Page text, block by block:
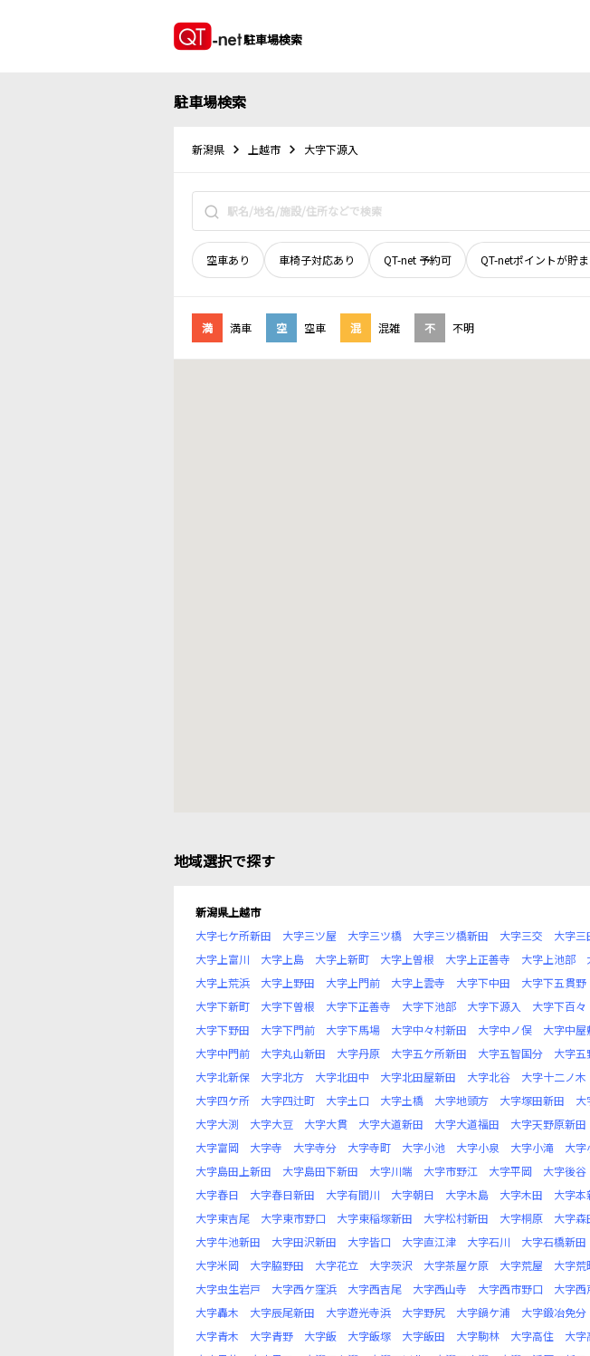
駐車場検索
駐車場検索
新潟県 上越市 大字下源入
空車あり 車椅子対応あり QT-net 予約可 QT-netポイントが貯ま
満 満車 空 空車 混 混雑 不 不明
地域選択で探す
新潟県上越市
大字七ケ所新田
大字三ツ屋 大字三ツ橋 大字三ツ橋新田 大字三交 大字三
大字上富川
大字上島 大字上新町 大字上曽根 大字上正善寺 大字上池部
大字上荒浜
大字上野田 大字上門前 大字上雲寺 大字下中田 大字下五貫野
大字下新町
大字下曽根 大字下正善寺 大字下池部 大字下源入 大字下百々
大字下野田
大字下門前 大字下馬場 大字中々村新田 大字中ノ俣 大字中屋
大字中門前
大字丸山新田 大字丹原 大字五ケ所新田 大字五智国分 大字五
大字北新保
大字北方 大字北田中 大字北田屋新田 大字北谷 大字十二ノ木
大字四ケ所
大字四辻町 大字土口 大字土橋 大字地頭方 大字塚田新田 大
大字大渕
大字大豆 大字大貫 大字大道新田 大字大道福田 大字天野原新田
大字富岡
大字寺 大字寺分 大字寺町 大字小池 大字小泉 大字小滝 大字
大字島田上新田
大字島田下新田 大字川端 大字市野江 大字平岡 大字後谷
大字春日
大字春日新田 大字有間川 大字朝日 大字木島 大字木田 大字本
大字東吉尾
大字東市野口 大字東稲塚新田 大字松村新田 大字桐原 大字森
大字牛池新田
大字田沢新田 大字皆口 大字直江津 大字石川 大字石橋新田
大字米岡
大字脇野田 大字花立 大字茨沢 大字茶屋ケ原 大字荒屋 大字荒
大字虫生岩戸
大字西ケ窪浜 大字西吉尾 大字西山寺 大字西市野口 大字西
大字轟木
大字辰尾新田 大字遊光寺浜 大字野尻 大字鍋ケ浦 大字鍛冶免分
大字青木
大字青野 大字飯 大字飯塚 大字飯田 大字駒林 大字高住 大字